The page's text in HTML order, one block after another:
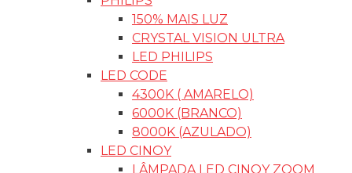
150% MAIS LUZ
CRYSTAL VISION ULTRA
LED PHILIPS
LED CODE
4300K ( AMARELO)
6000K (BRANCO)
8000K (AZULADO)
LED CINOY
LÂMPADA LED CINOY ZOOM